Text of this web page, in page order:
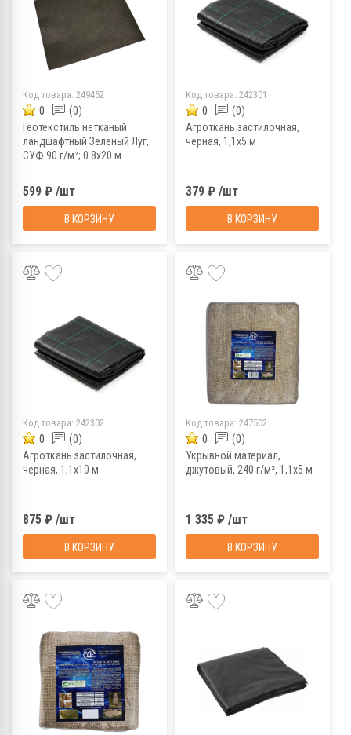
Код товара: 249452
0 (0)
Геотекстиль нетканый
ландшафтный Зеленый Луг,
СУФ 90 г/м²; 0.8x20 м
599 ₽ /шт
В КОРЗИНУ
Код товара: 242301
0 (0)
Агроткань застилочная,
черная, 1,1х5 м
379 ₽ /шт
В КОРЗИНУ
Код товара: 242302
0 (0)
Агроткань застилочная,
черная, 1,1х10 м
875 ₽ /шт
В КОРЗИНУ
Код товара: 247502
0 (0)
Укрывной материал,
джутовый, 240 г/м², 1,1х5 м
1 335 ₽ /шт
В КОРЗИНУ